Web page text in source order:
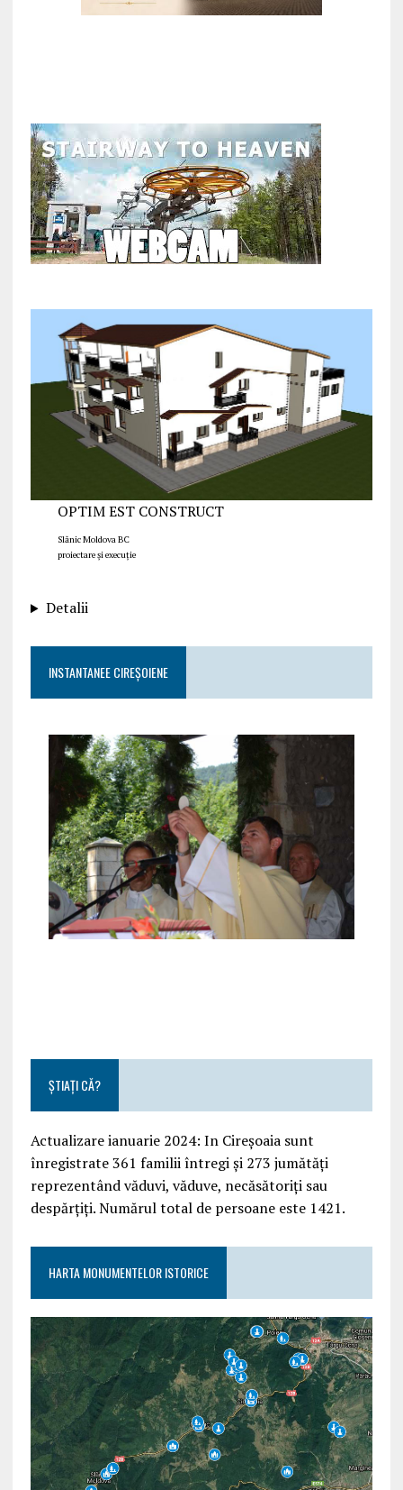
OPTIM EST CONSTRUCT
Slănic Moldova BC
proiectare și execuție
Detalii
INSTANTANEE CIREȘOIENE
ȘTIAȚI CĂ?
Actualizare ianuarie 2024: In Cireșoaia sunt
înregistrate 361 familii întregi și 273 jumătăți
reprezentând văduvi, văduve, necăsătoriți sau
despărțiți. Numărul total de persoane este 1421.
HARTA MONUMENTELOR ISTORICE